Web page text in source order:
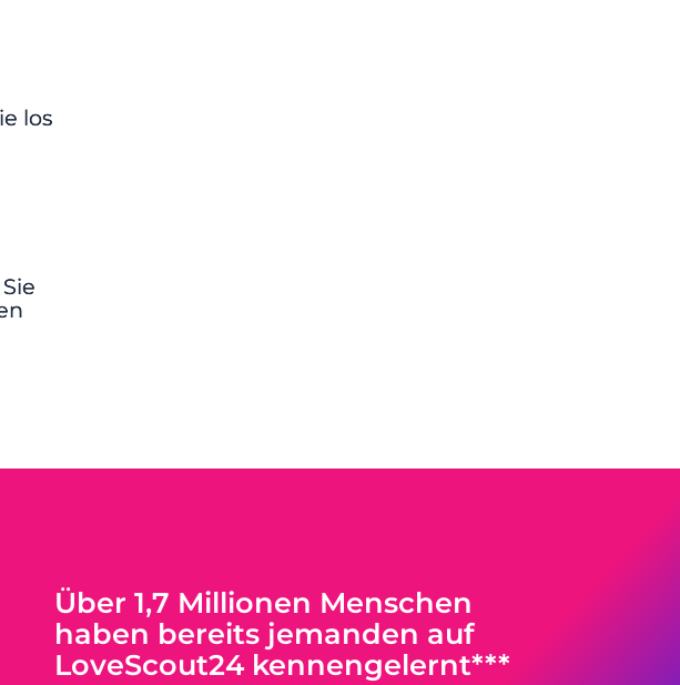
los
Über 1,7 Millionen Menschen
haben bereits jemanden auf
LoveScout24 kennengelernt***